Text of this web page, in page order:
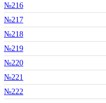
№216
№217
№218
№219
№220
№221
№222